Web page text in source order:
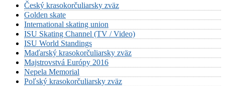
Český krasokorčuliarsky zväz
Golden skate
International skating union
ISU Skating Channel (TV / Video)
ISU World Standings
Maďarský krasokorčuliarsky zväz
Majstrovstvá Európy 2016
Nepela Memorial
Poľský krasokorčuliarsky zväz